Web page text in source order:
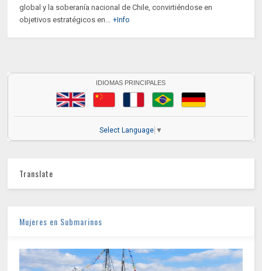
global y la soberanía nacional de Chile, convirtiéndose en
objetivos estratégicos en... +Info
IDIOMAS PRINCIPALES
Select Language ▼
Translate
Mujeres en Submarinos